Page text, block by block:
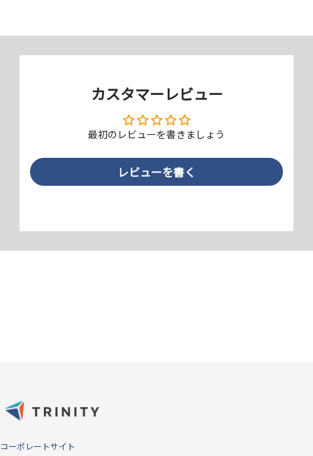
カスタマーレビュー
最初のレビューを書きましょう
レビューを書く
コーポレートサイト